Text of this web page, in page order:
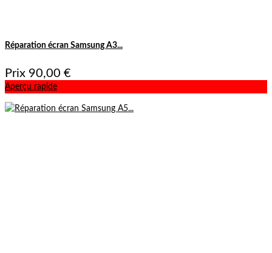
Réparation écran Samsung A3...
Prix 90,00 €
Aperçu rapide